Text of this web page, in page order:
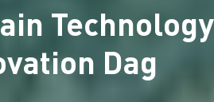
Technology
Dag